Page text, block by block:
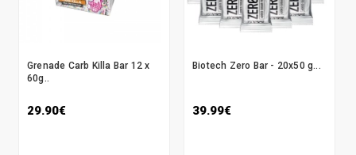
Grenade Carb Killa Bar 12 x
60g..
29.90€
Biotech Zero Bar - 20x50 g...
39.99€